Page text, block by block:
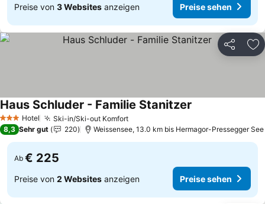
Preise von 3 Websites anzeigen Preise sehen
Teilen
3 SterneHotel Ski-in/Ski-out KomfortPreise sehen
Haus Schluder - Familie Stanitzer
8,3 Sehr gut 220 Weissensee, 13.0 km bis Hermagor-Pressegger See
Ab € 225
Preise von 2 Websites anzeigen Preise sehen